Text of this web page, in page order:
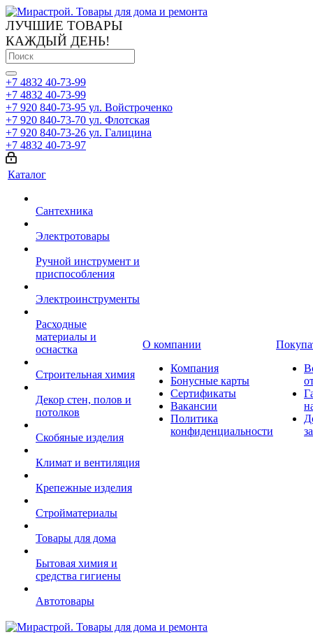
ЛУЧШИЕ ТОВАРЫ
КАЖДЫЙ ДЕНЬ!
+7 4832 40-73-99
+7 4832 40-73-99
+7 920 840-73-95 ул. Войстроченко
+7 920 840-73-70 ул. Флотская
+7 920 840-73-26 ул. Галицина
+7 4832 40-73-97
Каталог
Сантехника
Электротовары
Ручной инструмент и
приспособления
Электроинструменты
Расходные
материалы и
оснастка
Строительная химия
Декор стен, полов и
потолков
Скобяные изделия
Климат и вентиляция
Крепежные изделия
Стройматериалы
Товары для дома
Бытовая химия и
средства гигиены
Автотовары
О компании
Компания
Бонусные карты
Сертификаты
Вакансии
Политика
конфиденциальности